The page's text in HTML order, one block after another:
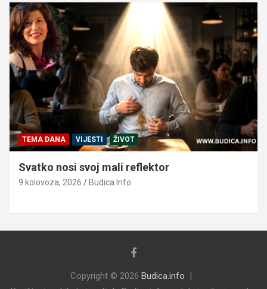
TEMA DANA VIJESTI ŽIVOT
Svatko nosi svoj mali reflektor
9 kolovoza, 2026 Budica Info
Copyright © 2026 Budica.info